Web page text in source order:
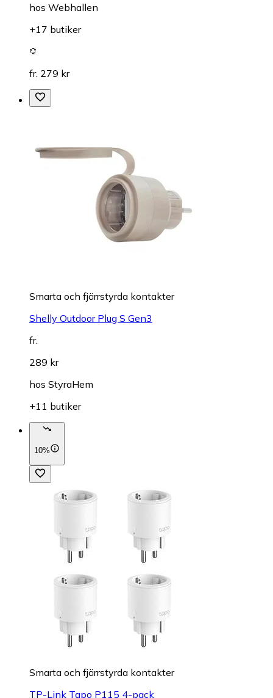
hos Webhallen
+17 butiker
fr. 279 kr
Smarta och fjärrstyrda kontakter
Shelly Outdoor Plug S Gen3
fr.
289 kr
hos StyraHem
+11 butiker
10%
Smarta och fjärrstyrda kontakter
TP-Link Tapo P115 4-pack